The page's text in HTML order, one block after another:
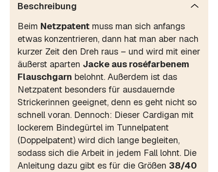
Beschreibung
Beim Netzpatent muss man sich anfangs
etwas konzentrieren, dann hat man aber nach
kurzer Zeit den Dreh raus – und wird mit einer
äußerst aparten Jacke aus roséfarbenem
Flauschgarn belohnt. Außerdem ist das
Netzpatent besonders für ausdauernde
Strickerinnen geeignet, denn es geht nicht so
schnell voran. Dennoch: Dieser Cardigan mit
lockerem Bindegürtel im Tunnelpatent
(Doppelpatent) wird dich lange begleiten,
sodass sich die Arbeit in jedem Fall lohnt. Die
Anleitung dazu gibt es für die Größen 38/40